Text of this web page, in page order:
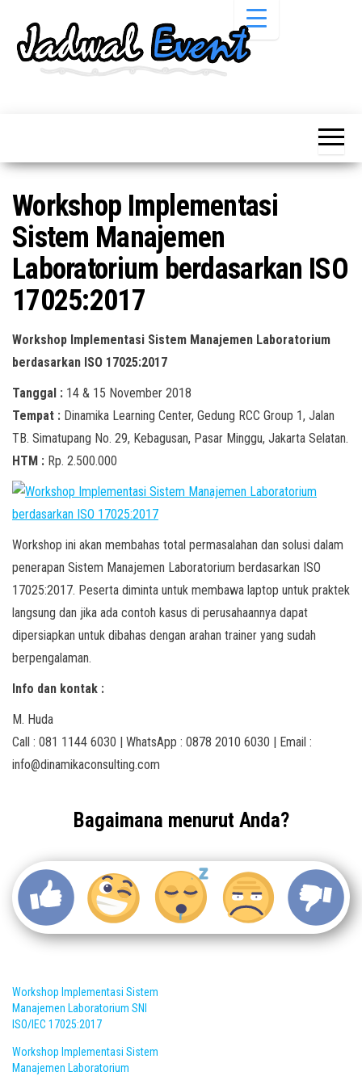
Pameran,
Acara &
Promo
Terbaru
Pameran,
Bazaar,
Workshop,
Job Fair,
Lomba dll.
Workshop Implementasi
Sistem Manajemen
Laboratorium berdasarkan ISO
17025:2017
Workshop Implementasi Sistem Manajemen Laboratorium
berdasarkan ISO 17025:2017
Tanggal : 14 & 15 November 2018
Tempat : Dinamika Learning Center, Gedung RCC Group 1, Jalan
TB. Simatupang No. 29, Kebagusan, Pasar Minggu, Jakarta Selatan.
HTM : Rp. 2.500.000
Workshop ini akan membahas total permasalahan dan solusi dalam
penerapan Sistem Manajemen Laboratorium berdasarkan ISO
17025:2017. Peserta diminta untuk membawa laptop untuk praktek
langsung dan jika ada contoh kasus di perusahaannya dapat
dipersiapkan untuk dibahas dengan arahan trainer yang sudah
berpengalaman.
Info dan kontak :
M. Huda
Call : 081 1144 6030 | WhatsApp : 0878 2010 6030 | Email :
info@dinamikaconsulting.com
Bagaimana menurut Anda?
Workshop Implementasi Sistem
Manajemen Laboratorium SNI
ISO/IEC 17025:2017
Workshop Implementasi Sistem
Manajemen Laboratorium